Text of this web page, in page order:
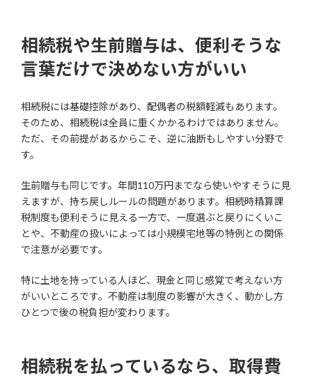
相続税や生前贈与は、便利そうな
言葉だけで決めない方がいい
相続税には基礎控除があり、配偶者の税額軽減もあります。
そのため、相続税は全員に重くかかるわけではありません。
ただ、その前提があるからこそ、逆に油断もしやすい分野で
す。
生前贈与も同じです。年間110万円までなら使いやすそうに見
えますが、持ち戻しルールの問題があります。相続時精算課
税制度も便利そうに見える一方で、一度選ぶと戻りにくいこ
とや、不動産の扱いによっては小規模宅地等の特例との関係
で注意が必要です。
特に土地を持っている人ほど、現金と同じ感覚で考えない方
がいいところです。不動産は制度の影響が大きく、動かし方
ひとつで後の税負担が変わります。
相続税を払っているなら、取得費